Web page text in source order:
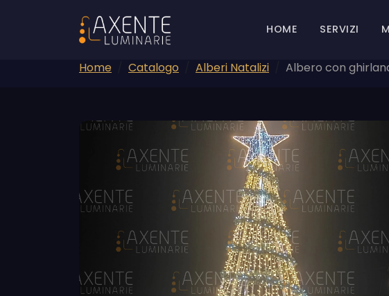
HOME SERVIZI
Home Catalogo Alberi Natalizi Albero con